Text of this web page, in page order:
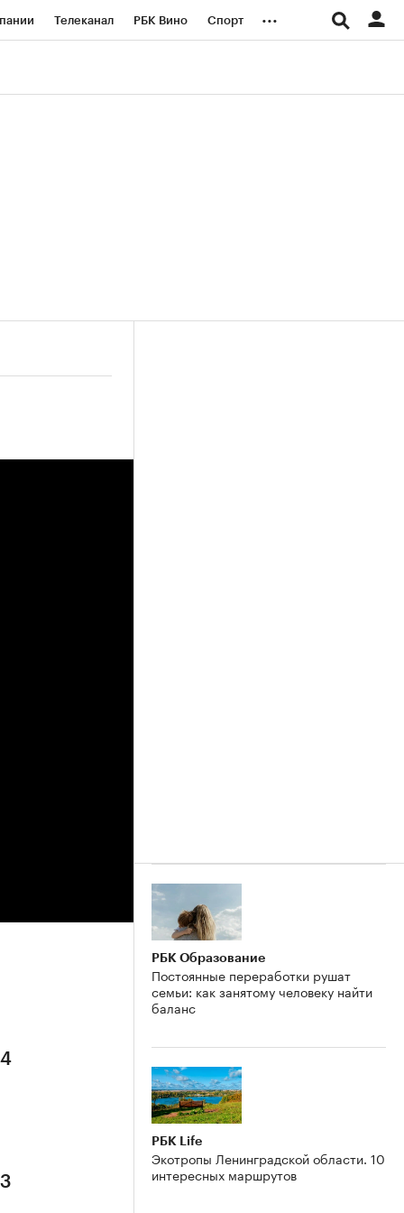
Телеканал РБК Вино Спорт ...
РБК Образование
Постоянные переработки рушат
семьи: как занятому человеку найти
баланс
РБК Life
Экотропы Ленинградской области. 10
интересных маршрутов